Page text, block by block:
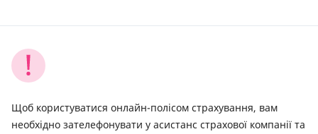
Щоб користуватися онлайн-полісом страхування, вам
необхідно зателефонувати у асистанс страхової компанії та